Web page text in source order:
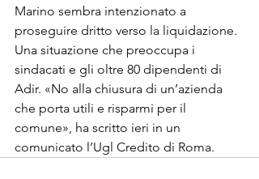
Marino sembra intenzionato a
proseguire dritto verso la liquidazione.
Una situazione che preoccupa i
sindacati e gli oltre 80 dipendenti di
Adir. «No alla chiusura di un’azienda
che porta utili e risparmi per il
comune», ha scritto ieri in un
comunicato l’Ugl Credito di Roma.